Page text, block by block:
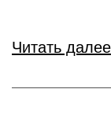
Читать далее